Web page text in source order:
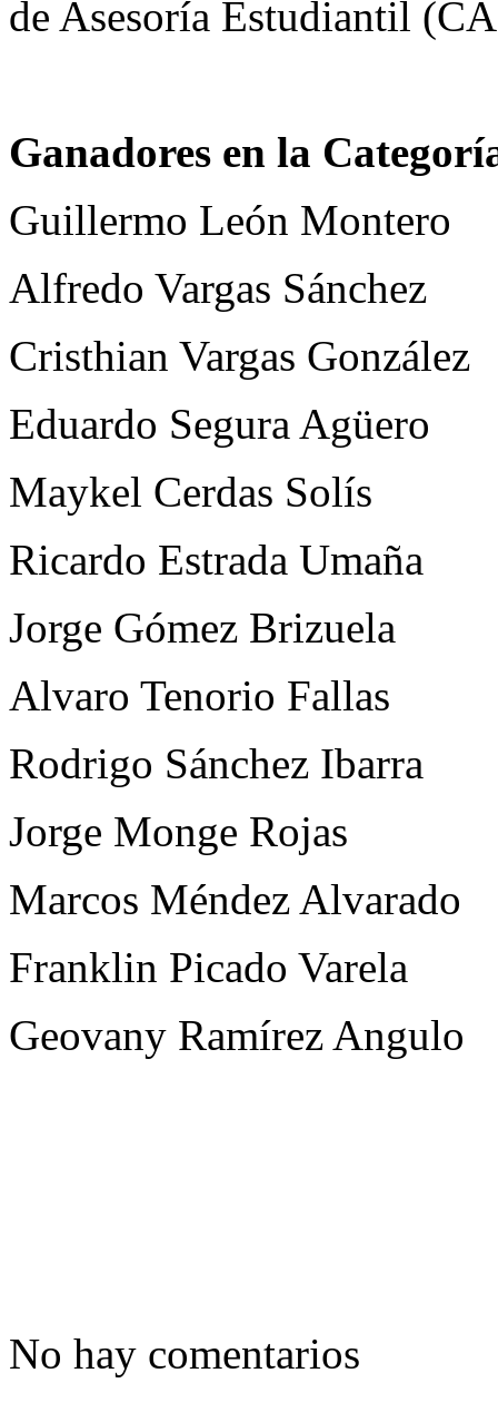
de Asesoría Estudiantil
Ganadores en la
Guillermo León Montero
Alfredo Vargas Sánchez
Cristhian Vargas González
Eduardo Segura Agüero
Maykel Cerdas Solís
Ricardo Estrada Umaña
Jorge Gómez Brizuela
Alvaro Tenorio Fallas
Rodrigo Sánchez Ibarra
Jorge Monge Rojas
Marcos Méndez Alvarado
Franklin Picado Varela
Geovany Ramírez Angulo
No hay comentarios